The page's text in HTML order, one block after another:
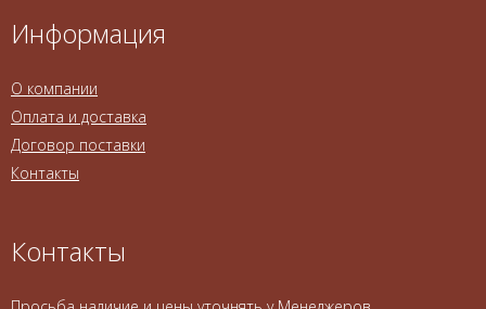
Информация
О компании
Оплата и доставка
Договор поставки
Контакты
Контакты